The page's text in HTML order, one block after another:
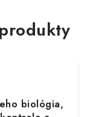
biológia,